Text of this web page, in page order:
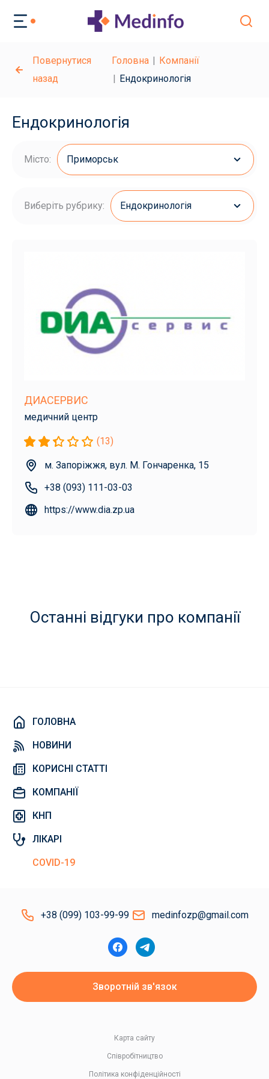
Повернутися
назад
Головна
Компанії
Ендокринологія
Ендокринологія
Місто: Приморськ
Виберіть рубрику: Ендокринологія
ДИАСЕРВИС
медичний центр
(13)
м. Запоріжжя, вул. М. Гончаренка, 15
+38 (093) 111-03-03
https://www.dia.zp.ua
Останні відгуки про компанії
ГОЛОВНА
НОВИНИ
КОРИСНІ СТАТТІ
КОМПАНІЇ
КНП
ЛІКАРІ
COVID-19
+38 (099) 103-99-99 medinfozp@gmail.com
Зворотній зв'язок
Політика конфіденційності
Співробітництво
Карта сайту